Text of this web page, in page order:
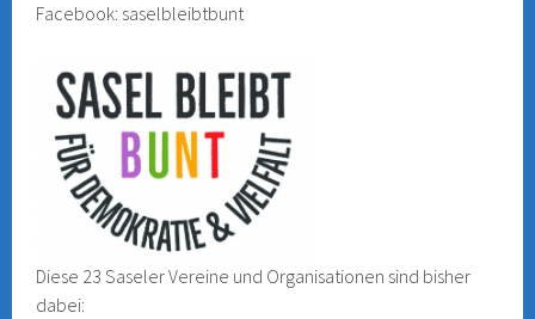
Facebook: saselbleibtbunt
Diese 23 Saseler Vereine und Organisationen sind bisher
dabei: